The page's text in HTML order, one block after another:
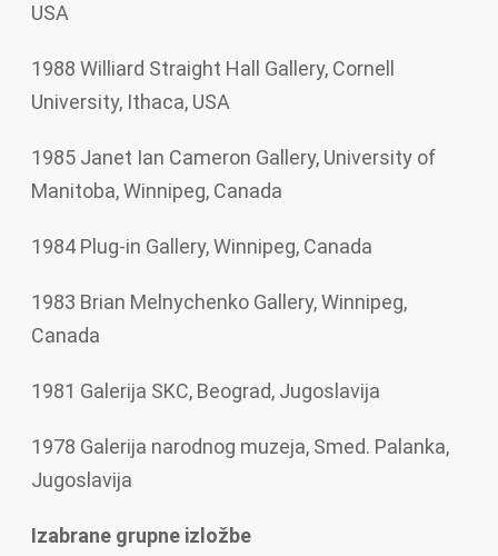
USA
1988 Williard Straight Hall Gallery, Cornell
University, Ithaca, USA
1985 Janet Ian Cameron Gallery, University of
Manitoba, Winnipeg, Canada
1984 Plug-in Gallery, Winnipeg, Canada
1983 Brian Melnychenko Gallery, Winnipeg,
Canada
1981 Galerija SKC, Beograd, Jugoslavija
1978 Galerija narodnog muzeja, Smed. Palanka,
Jugoslavija
Izabrane grupne izložbe